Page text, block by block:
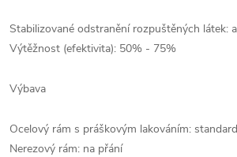
Stabilizované odstranění rozpuštěných látek:
Výtěžnost (efektivita): 50% - 75%
Výbava
Ocelový rám s práškovým lakováním:
Nerezový rám: na přání